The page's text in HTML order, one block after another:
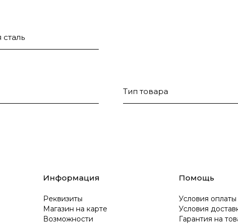
Тип товара
Информация
Реквизиты
Магазин на карте
Возможности
Помощь
Условия оплаты
Условия
Гарантия на